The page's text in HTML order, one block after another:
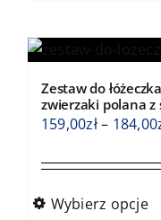
wariantów.
można
wybrać
stronie
produktu
Zestaw do
zwierzaki polana
159,00zł– 184,00
Wybierz opcje